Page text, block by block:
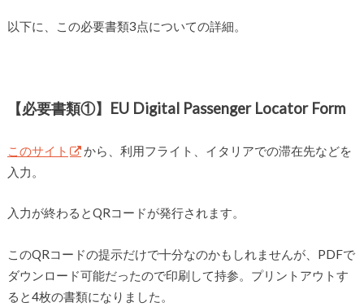
以下に、この必要書類3点についての詳細。
【必要書類①】EU Digital Passenger Locator Form
このサイト
から、利用フライト、イタリアでの滞在先などを
入力。
入力が終わるとQRコードが発行されます。
このQRコードの提示だけで十分なのかもしれませんが、PDFで
ダウンロード可能だったので印刷して持参。プリントアウトす
ると4枚の書類になりました。